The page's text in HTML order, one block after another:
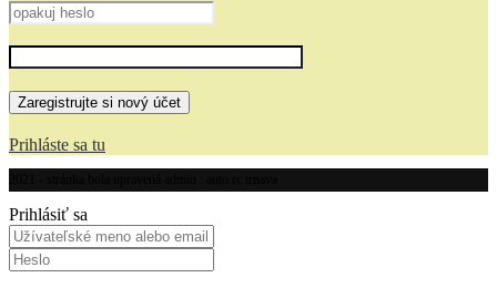
Prihláste sa tu
Prihlásiť sa